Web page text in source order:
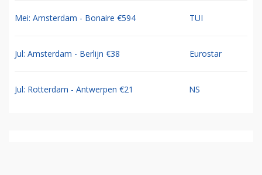
Mei: Amsterdam - Bonaire €594 TUI
Jul: Amsterdam - Berlijn €38 Eurostar
Jul: Rotterdam - Antwerpen €21 NS